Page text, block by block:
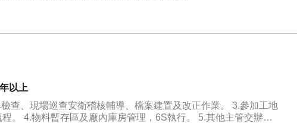
以上
查、現場巡查安衛稽核輔導、檔案建置及改正作業。 3.參加工地
。 4.物料暫存區及廠內庫房管理，6S執行。 5.其他主管交辦事